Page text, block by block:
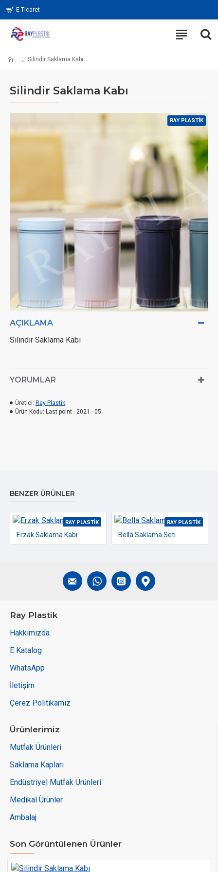
E Ticaret
Silindir Saklama Kabı
Silindir Saklama Kabı
RAY PLASTIK
AÇIKLAMA
Silindir Saklama Kabı
YORUMLAR
Üretici: Ray Plastik
Ürün Kodu: Last point - 2021 - 05
BENZER ÜRÜNLER
RAY PLASTIK
Erzak Saklama Kabı
RAY PLASTIK
Bella Saklama Seti
Ray Plastik
Hakkımızda
E Katalog
WhatsApp
İletişim
Çerez Politikamız
Ürünlerimiz
Mutfak Ürünleri
Saklama Kapları
Endüstriyel Mutfak Ürünleri
Medikal Ürünler
Ambalaj
Son Görüntülenen Ürünler